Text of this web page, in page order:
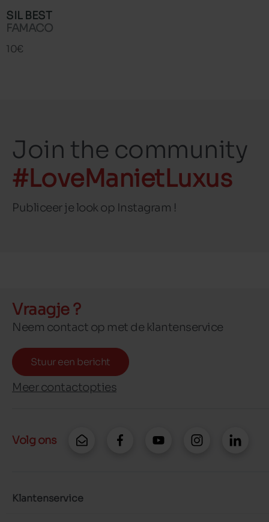
SIL BEST
FAMACO
10€
Join the community
#LoveManietLuxus
Publiceer je look op Instagram !
Vraagje ?
Neem contact op met de klantenservice
Stuur een bericht
Meer contactopties
Volg ons
Klantenservice